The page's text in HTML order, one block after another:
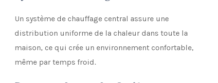
Un système de chauffage central assure une
distribution uniforme de la chaleur dans toute la
maison, ce qui crée un environnement confortable,
même par temps froid.